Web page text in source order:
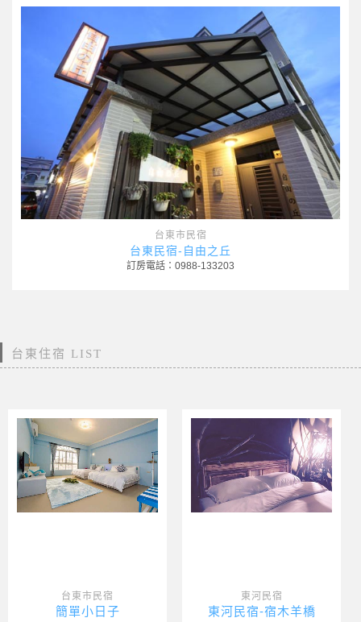
台東市民宿
台東民宿-自由之丘
訂房電話：0988-133203
台東住宿 LIST
台東市民宿
簡單小日子
東河民宿
東河民宿-宿木羊橋